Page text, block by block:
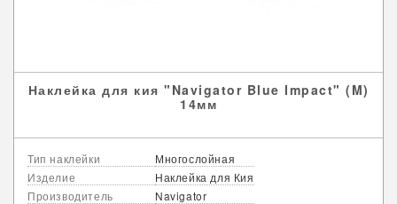
Наклейка для кия "Navigator Blue Impact" (M)
14мм
Тип наклейки
Многослойная
Изделие
Наклейка для Кия
Производитель
Navigator